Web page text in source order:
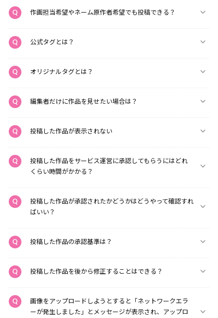
作画担当希望やネーム原作者希望でも投稿できる？
公式タグとは？
オリジナルタグとは？
編集者だけに作品を見せたい場合は？
投稿した作品が表示されない
投稿した作品をサービス運営に承認してもらうにはどれ
くらい時間がかかる？
投稿した作品が承認されたかどうかはどうやって確認すれ
ばいい？
投稿した作品の承認基準は？
投稿した作品を後から修正することはできる？
画像をアップロードしようとすると「ネットワークエラ
ーが発生しました」とメッセージが表示され、アップロ